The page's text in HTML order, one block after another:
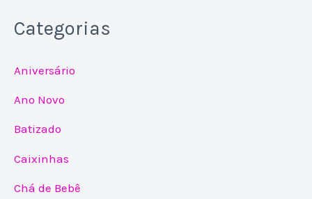
Categorias
Aniversário
Ano Novo
Batizado
Caixinhas
Chá de Bebê